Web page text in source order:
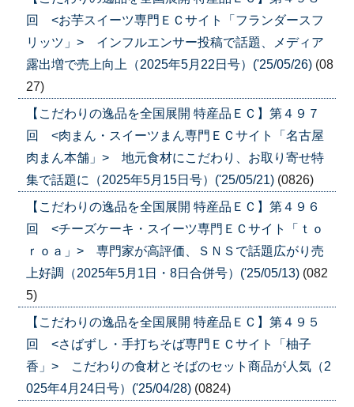
回 <お芋スイーツ専門ＥＣサイト「フランダースフ
リッツ」> インフルエンサー投稿で話題、メディア
露出増で売上向上（2025年5月22日号）('25/05/26) (08
27)
【こだわりの逸品を全国展開 特産品ＥＣ】第４９７
回 <肉まん・スイーツまん専門ＥＣサイト「名古屋
肉まん本舗」> 地元食材にこだわり、お取り寄せ特
集で話題に（2025年5月15日号）('25/05/21) (0826)
【こだわりの逸品を全国展開 特産品ＥＣ】第４９６
回 <チーズケーキ・スイーツ専門ＥＣサイト「ｔｏ
ｒｏａ」> 専門家が高評価、ＳＮＳで話題広がり売
上好調（2025年5月1日・8日合併号）('25/05/13) (082
5)
【こだわりの逸品を全国展開 特産品ＥＣ】第４９５
回 <さばずし・手打ちそば専門ＥＣサイト「柚子
香」> こだわりの食材とそばのセット商品が人気（2
025年4月24日号）('25/04/28) (0824)